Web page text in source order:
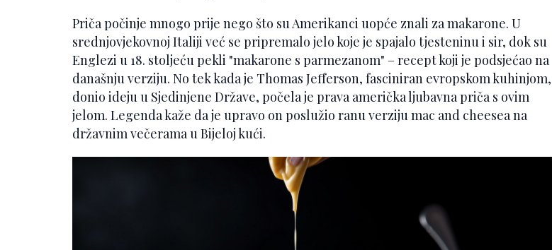
Priča počinje mnogo prije nego što su Amerikanci uopće znali za makarone. U
srednjovjekovnoj Italiji već se pripremalo jelo koje je spajalo tjesteninu i sir, dok su
Englezi u 18. stoljeću pekli "makarone s parmezanom" – recept koji je podsjećao na
današnju verziju. No tek kada je Thomas Jefferson, fasciniran evropskom kuhinjom,
donio ideju u Sjedinjene Države, počela je prava američka ljubavna priča s ovim
jelom. Legenda kaže da je upravo on poslužio ranu verziju mac and cheesea na
državnim večerama u Bijeloj kući.